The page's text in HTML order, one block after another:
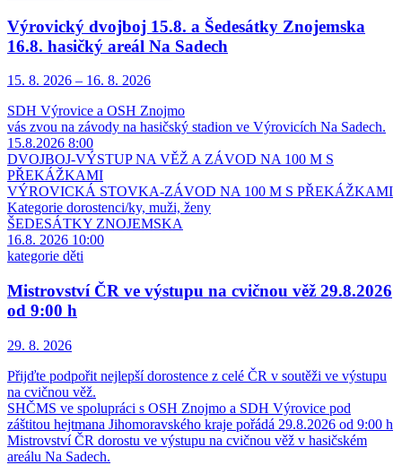
Výrovický dvojboj 15.8. a Šedesátky Znojemska
16.8. hasičký areál Na Sadech
15. 8. 2026 – 16. 8. 2026
SDH Výrovice a OSH Znojmo
vás zvou na závody na hasičský stadion ve Výrovicích Na Sadech.
15.8.2026 8:00
DVOJBOJ-VÝSTUP NA VĚŽ A ZÁVOD NA 100 M S
PŘEKÁŽKAMI
VÝROVICKÁ STOVKA-ZÁVOD NA 100 M S PŘEKÁŽKAMI
Kategorie dorostenci/ky, muži, ženy
ŠEDESÁTKY ZNOJEMSKA
16.8. 2026 10:00
kategorie děti
Mistrovství ČR ve výstupu na cvičnou věž 29.8.2026
od 9:00 h
29. 8. 2026
Přijďte podpořit nejlepší dorostence z celé ČR v soutěži ve výstupu
na cvičnou věž.
SHČMS ve spolupráci s OSH Znojmo a SDH Výrovice pod
záštitou hejtmana Jihomoravského kraje pořádá 29.8.2026 od 9:00 h
Mistrovství ČR dorostu ve výstupu na cvičnou věž v hasičském
areálu Na Sadech.